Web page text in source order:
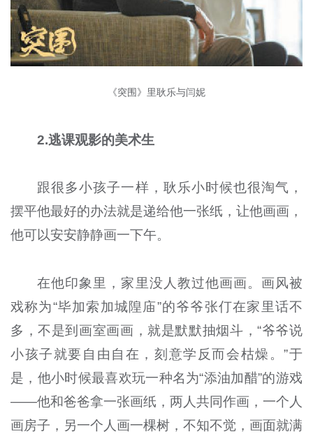
《突围》里耿乐与闫妮
2.逃课观影的美术生
跟很多小孩子一样，耿乐小时候也很淘气，
摆平他最好的办法就是递给他一张纸，让他画画，
他可以安安静静画一下午。
在他印象里，家里没人教过他画画。画风被
戏称为“毕加索加城隍庙”的爷爷张仃在家里话不
多，不是到画室画画，就是默默抽烟斗，“爷爷说
小孩子就要自由自在，刻意学反而会枯燥。”于
是，他小时候最喜欢玩一种名为“添油加醋”的游戏
——他和爸爸拿一张画纸，两人共同作画，一个人
画房子，另一个人画一棵树，不知不觉，画面就满